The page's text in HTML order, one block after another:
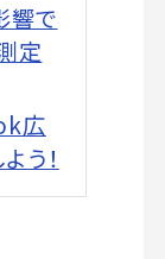
響で
定
広
う！